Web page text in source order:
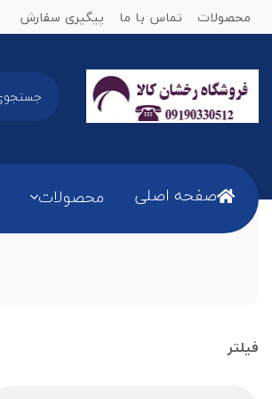
محصولات تماس با ما پیگیری سفارش
صفحه اصلی محصولات
فیلتر